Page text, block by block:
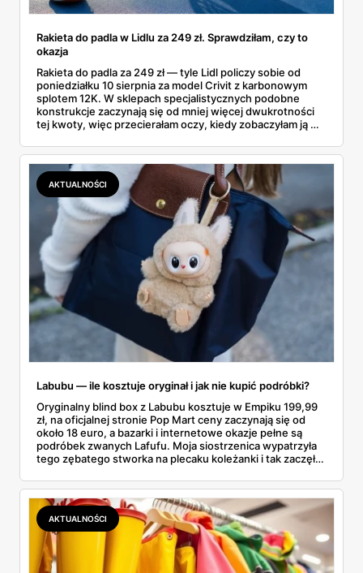
Rakieta do padla w Lidlu za 249 zł. Sprawdziłam, czy to
okazja
Rakieta do padla za 249 zł — tyle Lidl policzy sobie od
poniedziałku 10 sierpnia za model Crivit z karbonowym
splotem 12K. W sklepach specjalistycznych podobne
konstrukcje zaczynają się od mniej więcej dwukrotności
tej kwoty, więc przecierałam oczy, kiedy zobaczyłam ją w
najszybciej rosnący sport w Polsce: kortów przybywa
lawinowo, a chętnych jeszcze szybciej. Sprawdziłam, co
dokładnie dostajemy za te pieniądze i komu taka rakieta
faktycznie wystarczy.
AKTUALNOŚCI
Labubu — ile kosztuje oryginał i jak nie kupić podróbki?
Oryginalny blind box z Labubu kosztuje w Empiku 199,99
zł, na oficjalnej stronie Pop Mart ceny zaczynają się od
około 18 euro, a bazarki i internetowe okazje pełne są
podróbek zwanych Lafufu. Moja siostrzenica wypatrzyła
tego zębatego stworka na plecaku koleżanki i tak zaczęło
kosztuje i po czym poznać, że sprzedawca nie wciska nam
podróbki. Spisałam wszystko, czego się dowiedziałam —
łącznie z jedną wpadką, o której za chwilę.
AKTUALNOŚCI